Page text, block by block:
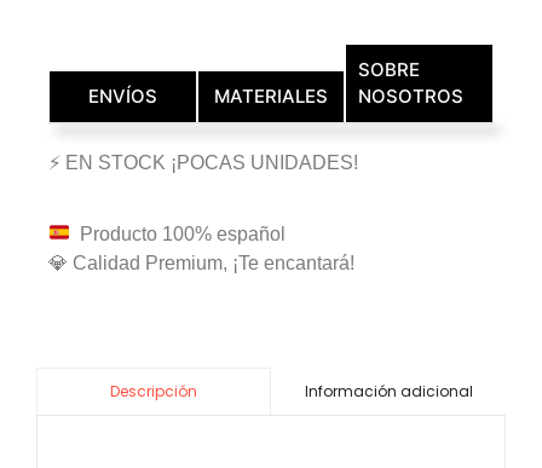
ENVÍOS MATERIALES
SOBRE
NOSOTROS
⚡ EN STOCK ¡POCAS UNIDADES!
Producto 100% español
💎 Calidad Premium, ¡Te encantará!
Descripción Información adicional